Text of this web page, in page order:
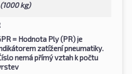
(1000 kg)
= Hodnota Ply (PR) je
zatížení pneumatiky.
nemá přímý vztah k počtu